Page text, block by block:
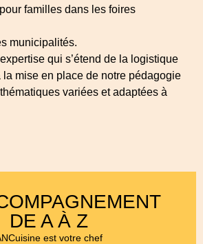
familles dans les foires
municipalités.
qui s’étend de la logistique
la mise en place de notre pédagogie
variées et adaptées à
DE A À Z
est votre chef